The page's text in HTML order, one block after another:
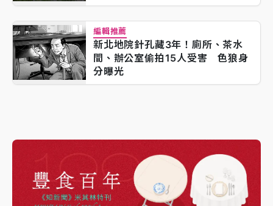
編輯推薦
新北地院針孔藏3年！廁所、茶水
間、辦公室偷拍15人受害 色狼身
分曝光